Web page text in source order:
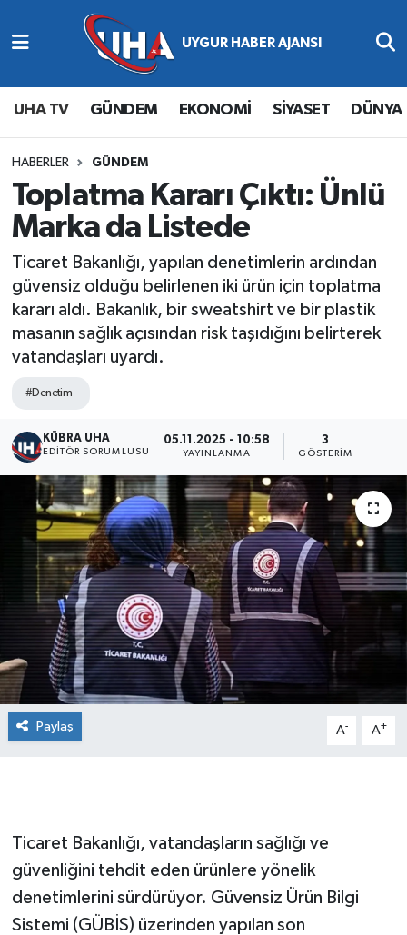
UHA TV GÜNDEM EKONOMİ SİYASET DÜNYA
HABERLER GÜNDEM
Toplatma Kararı Çıktı: Ünlü
Marka da Listede
Ticaret Bakanlığı, yapılan denetimlerin ardından
güvensiz olduğu belirlenen iki ürün için toplatma
kararı aldı. Bakanlık, bir sweatshirt ve bir plastik
masanın sağlık açısından risk taşıdığını belirterek
vatandaşları uyardı.
#Denetim
KÜBRA UHA
EDİTÖR SORUMLUSU
05.11.2025 - 10:58
YAYINLANMA
3
GÖSTERIM
Paylaş A- A+
Ticaret Bakanlığı, vatandaşların sağlığı ve
güvenliğini tehdit eden ürünlere yönelik
denetimlerini sürdürüyor. Güvensiz Ürün Bilgi
Sistemi (GÜBİS) üzerinden yapılan son
Abone Ol
Gündem
Ekonomi
Magazin
Siyaset
Spor
Yaşam
Nöbetçi Eczaneler
Hava Durumu
Namaz Vakitleri
Trafik Durumu
Süper Lig Puan Durumu ve Fikstür
Tüm Manşetler
Son Dakika Haberleri
Haber Arşivi